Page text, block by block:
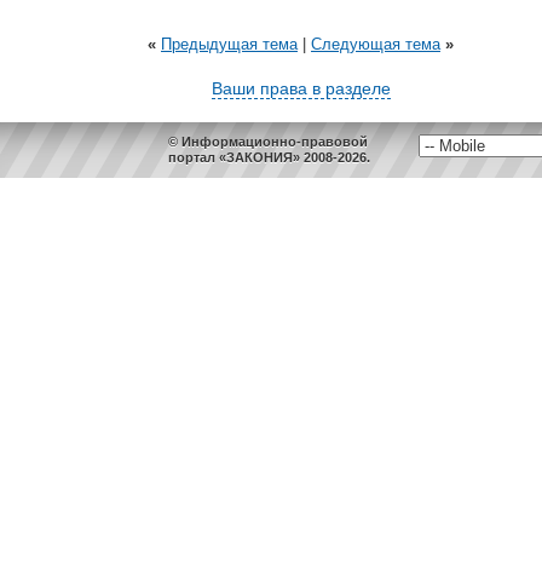
« Предыдущая тема| Следующая тема »
Ваши права в разделе
© Информационно-правовой
портал «ЗАКОНИЯ» 2008-2026.